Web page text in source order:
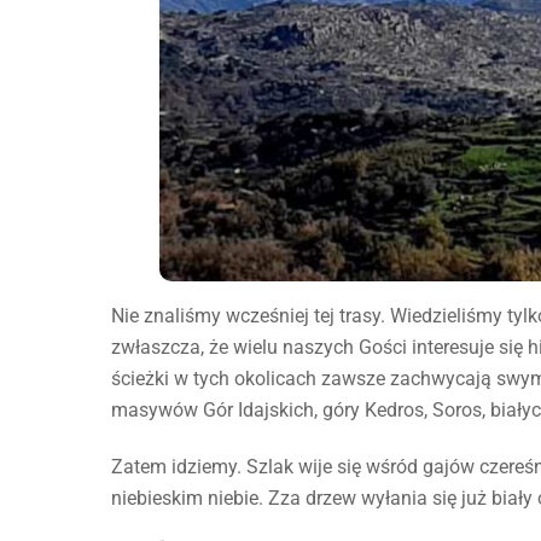
Nie znaliśmy wcześniej tej trasy. Wiedzieliśmy
zwłaszcza, że wielu naszych Gości interesuje
ścieżki w tych okolicach zawsze zachwycają
masywów Gór Idajskich, góry Kedros, Soros,
Zatem idziemy. Szlak wije się wśród gajów
niebieskim niebie. Zza drzew wyłania się już